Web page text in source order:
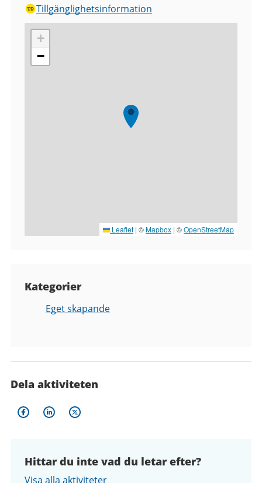
Tillgänglighetsinformation
+
−
Leaflet | ©Mapbox | ©OpenStreetMap
Kategorier
Eget skapande
Dela aktiviteten
Hittar du inte vad du letar efter?
Visa alla aktiviteter